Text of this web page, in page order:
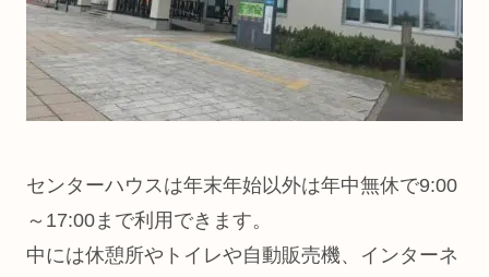
センターハウスは年末年始以外は年中無休で9:00
～17:00まで利用できます。
中には休憩所やトイレや自動販売機、インターネ